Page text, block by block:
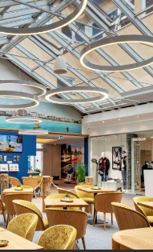
Anzeigen und
über
.
Sie können
weitere
auswählen.
Zurück
sind für die